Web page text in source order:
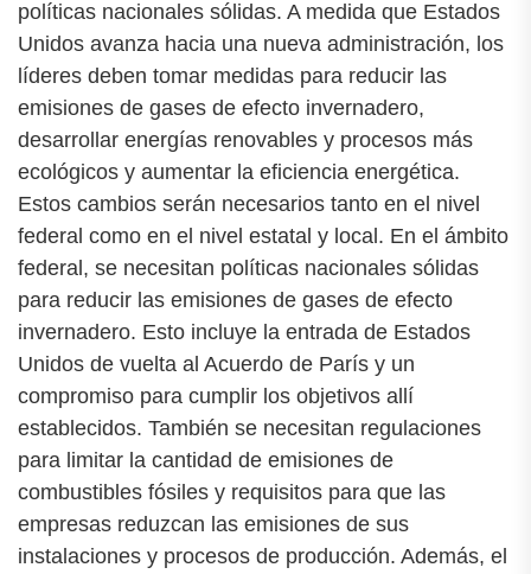
políticas nacionales sólidas. A medida que Estados
Unidos avanza hacia una nueva administración, los
líderes deben tomar medidas para reducir las
emisiones de gases de efecto invernadero,
desarrollar energías renovables y procesos más
ecológicos y aumentar la eficiencia energética.
Estos cambios serán necesarios tanto en el nivel
federal como en el nivel estatal y local. En el ámbito
federal, se necesitan políticas nacionales sólidas
para reducir las emisiones de gases de efecto
invernadero. Esto incluye la entrada de Estados
Unidos de vuelta al Acuerdo de París y un
compromiso para cumplir los objetivos allí
establecidos. También se necesitan regulaciones
para limitar la cantidad de emisiones de
combustibles fósiles y requisitos para que las
empresas reduzcan las emisiones de sus
instalaciones y procesos de producción. Además, el